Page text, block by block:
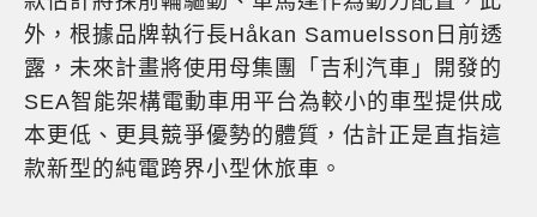
外，根據品牌執行長Håkan Samuelsson日前透
露，未來計畫將使用母集團「吉利汽車」開發的
SEA智能架構電動車用平台為較小的車型提供成
本更低、更具競爭優勢的體質，估計正是直指這
款新型的純電跨界小型休旅車。